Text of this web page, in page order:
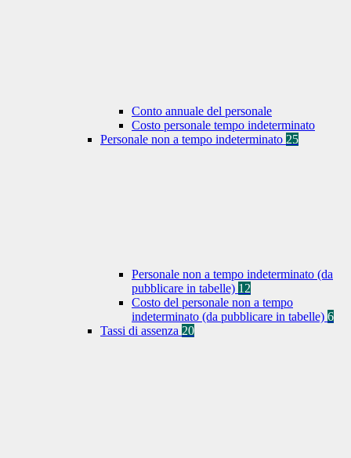
Conto annuale del personale
Costo personale tempo indeterminato
Personale non a tempo indeterminato 25
Personale non a tempo indeterminato (da
pubblicare in tabelle) 12
Costo del personale non a tempo
indeterminato (da pubblicare in tabelle) 6
Tassi di assenza 20